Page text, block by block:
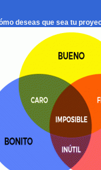
deseas que sea tu